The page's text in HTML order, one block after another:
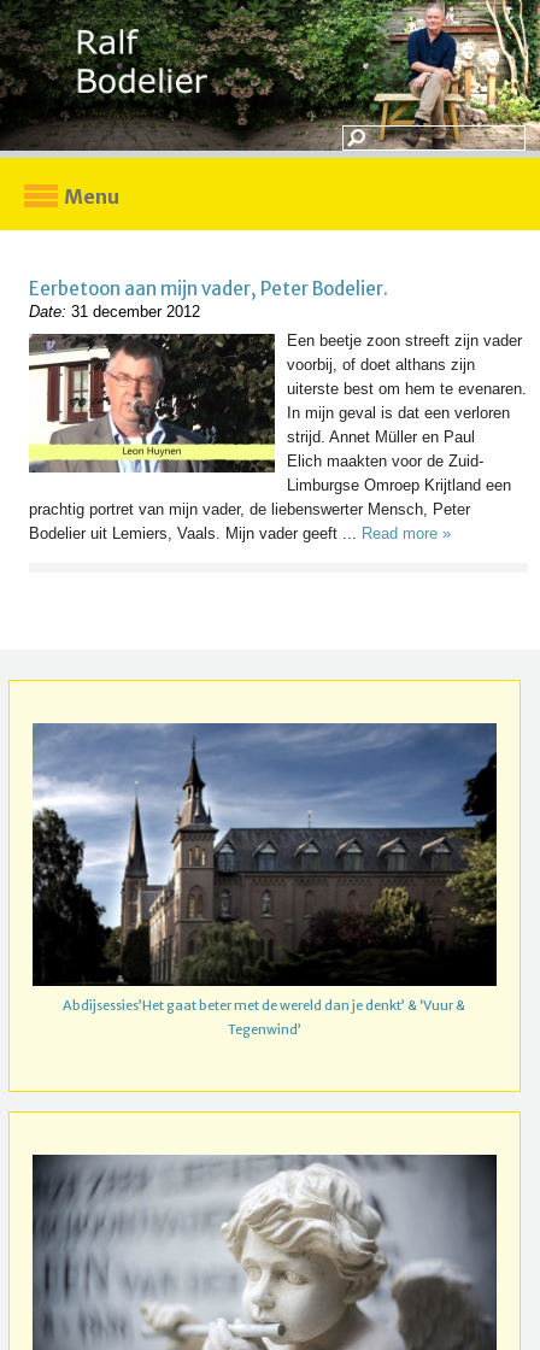
Menu
Eerbetoon aan mijn vader, Peter Bodelier.
Date: 31 december 2012
Een beetje zoon streeft zijn vader
voorbij, of doet althans zijn
uiterste best om hem te evenaren.
In mijn geval is dat een verloren
strijd. Annet Müller en Paul
Elich maakten voor de Zuid-
Limburgse Omroep Krijtland een
prachtig portret van mijn vader, de liebenswerter Mensch, Peter
Bodelier uit Lemiers, Vaals. Mijn vader geeft ... Read more »
Abdijsessies’Het gaat beter met de wereld dan je denkt’ & ‘Vuur &
Tegenwind’